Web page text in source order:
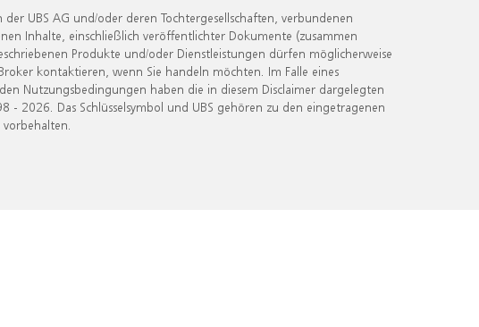
UBS AG und/oder deren Tochtergesellschaften, verbundenen
Inhalte, einschließlich veröffentlichter Dokumente (zusammen
Produkte und/oder Dienstleistungen dürfen möglicherweise
kontaktieren, wenn Sie handeln möchten. Im Falle eines
Nutzungsbedingungen haben die in diesem Disclaimer dargelegten
2026. Das Schlüsselsymbol und UBS gehören zu den eingetragenen